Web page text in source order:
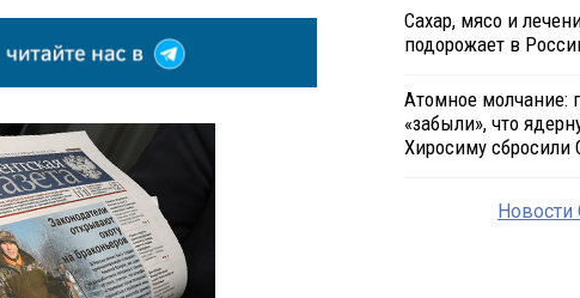
Сахар, мясо и
подорожает в
Атомное молчание:
«забыли», что
Хиросиму